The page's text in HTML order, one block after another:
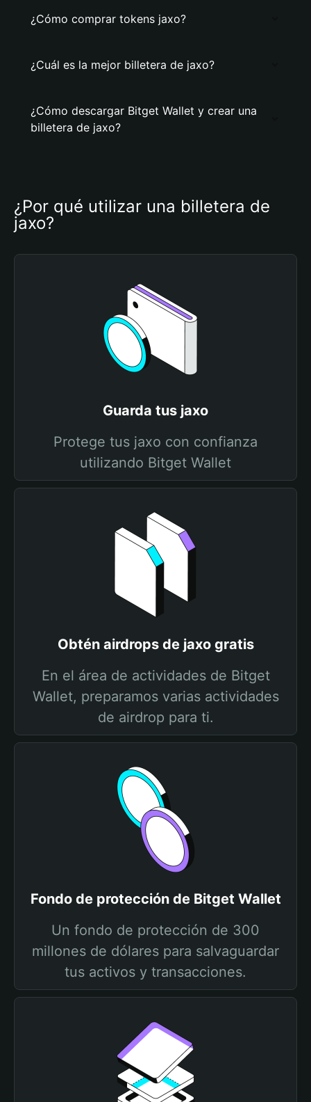
¿Cómo comprar tokens jaxo?
¿Cuál es la mejor billetera de jaxo?
¿Cómo descargar Bitget Wallet y crear una
billetera de jaxo?
¿Por qué utilizar una billetera de
jaxo?
Guarda tus jaxo
Protege tus jaxo con confianza
utilizando Bitget Wallet
Obtén airdrops de jaxo gratis
En el área de actividades de Bitget
Wallet, preparamos varias actividades
de airdrop para ti.
Fondo de protección de Bitget Wallet
Un fondo de protección de 300
millones de dólares para salvaguardar
tus activos y transacciones.